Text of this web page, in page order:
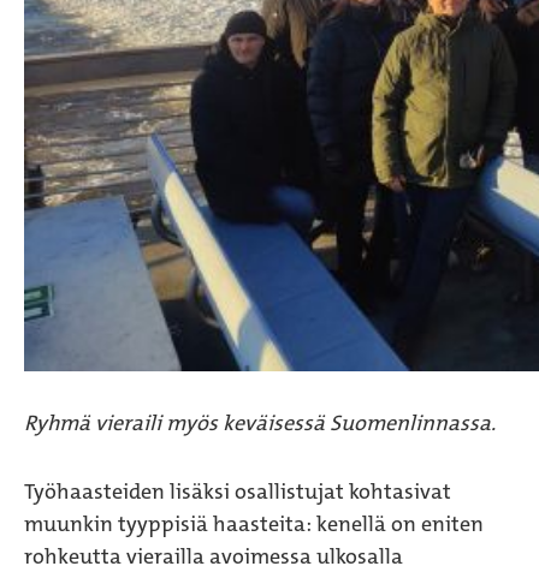
Ryhmä vieraili myös keväisessä Suomenlinnassa.
Työhaasteiden lisäksi osallistujat kohtasivat
muunkin tyyppisiä haasteita: kenellä on eniten
rohkeutta vierailla avoimessa ulkosalla